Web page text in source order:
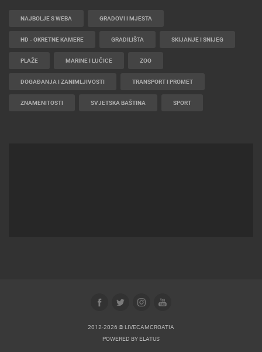
NAJBOLJE S WEBA GRADOVI I MJESTA
HD - OKRETNE KAMERE GRADILIŠTA SKIJANJE I SNIJEG
PLAŽE MARINE I LUČICE ZOO
DOGAĐANJA I ZANIMLJIVOSTI TRANSPORT I PROMET
ZNAMENITOSTI SVJETSKA BAŠTINA SPORT
2012-2026 © LIVECAMCROATIA
POWERED BY ELATUS